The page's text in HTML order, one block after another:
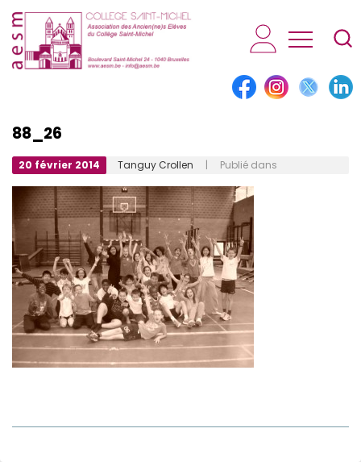
AESM...
88_26
20 février 2014 Tanguy Crollen | Publié dans